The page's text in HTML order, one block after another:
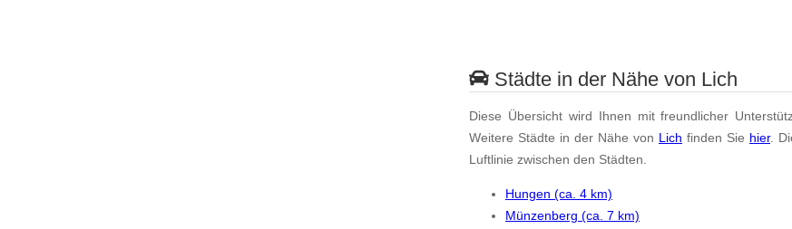
Städte in der Nähe von Lich
Diese Übersicht wird Ihnen mit freundlicher
Weitere Städte in der Nähe von Lich finden Sie hier.
Luftlinie zwischen den Städten.
Hungen (ca. 4 km)
Münzenberg (ca. 7 km)